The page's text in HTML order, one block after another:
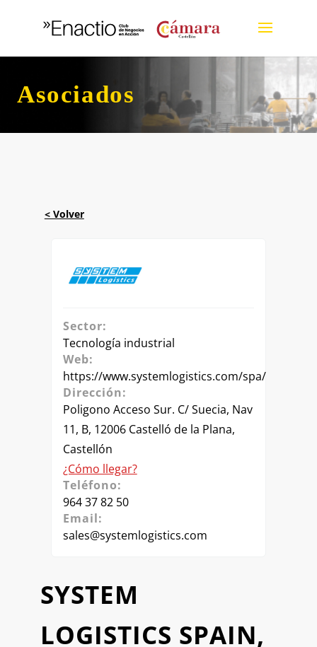
Asociados
SYSTEM
LOGISTICS SPAIN,
Sector:
Tecnología industrial
Web:
https://www.systemlogistics.com/spa/
Dirección:
Poligono Acceso Sur. C/ Suecia, Nav
11, B, 12006 Castelló de la Plana,
Castellón
¿Cómo llegar?
Teléfono:
964 37 82 50
Email:
sales@systemlogistics.com